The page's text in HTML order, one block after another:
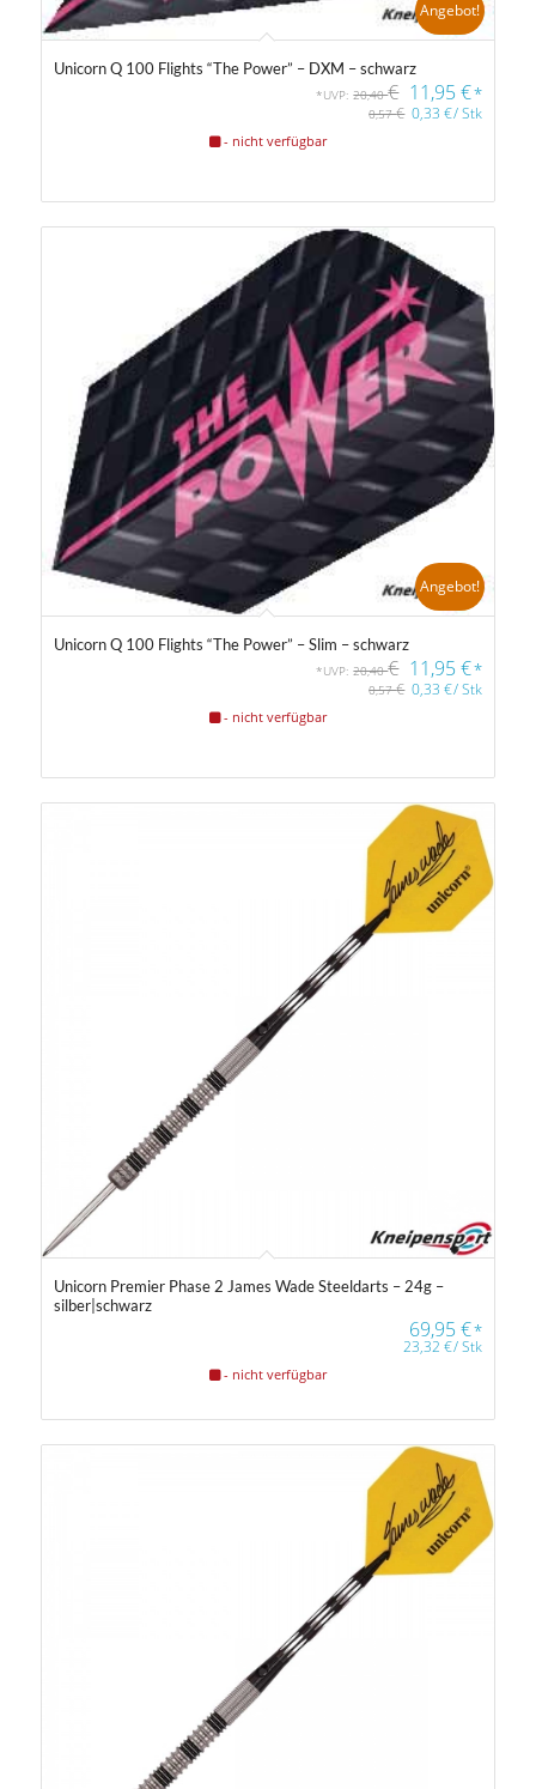
Unicorn Q 100 Flights “The Power” – DXM – schwarz
*UVP: 20,40€ 11,95€*
Angebot!
0,57€ 0,33€/Stk
- nicht verfügbar
Unicorn Q 100 Flights “The Power” – Slim – schwarz
*UVP: 20,40€ 11,95€*
Angebot!
0,57€ 0,33€/Stk
- nicht verfügbar
Unicorn Premier Phase 2 James Wade Steeldarts – 24g –
silber|schwarz
69,95€*
23,32€/Stk
- nicht verfügbar